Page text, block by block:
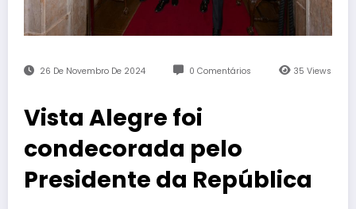
26 De Novembro De 2024 0 Comentários 35Views
Vista Alegre foi
condecorada pelo
Presidente da República